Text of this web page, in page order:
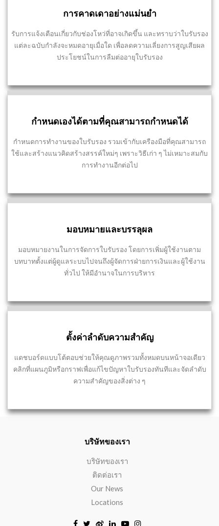
การคาดเดาอย่างแม่นยำ
รับการแจ้งเตือนเกี่ยวกับช่องโหว่ที่อาจเกิดขึ้น และทราบว่าใบรับรอง
แต่ละฉบับกำลังจะหมดอายุเมื่อใด เพื่อลดความเลี่ยงการสูญเสียผล
ประโยชน์ในการลืมต่ออายุใบรับรอง
กำหนดเองได้ตามที่คุณสามารถกำหนดได้
กำหนดการทำงานของใบรับรอง รวมเข้ากับเครืองมือที่คุณสามารถ
ใช้และสร้างแนวคิดสร้างสรรค์ใหม่ๆ เพราะวิธีเก่า ๆ ไม่เหมาะสมกับ
การทำงานอีกต่อไป
มอบหมายและบรรลุผล
มอบหมายงานในการจัดการใบรับรอง โดยการเพิ่มผู้ใช้งานตาม
บทบาทตั้งแต่ผู้ดูแลระบบไปจนถึงผู้จัดการฝ่ายการเงินและผู้ใช้งาน
ทั่วไป ให้มีอำนาจในการบริหาร
ตั้งค่าลำดับความสำคัญ
แดชบอร์ดแบบโต้ตอบช่วยให้คุณดูภาพรวมทั้งหมดบนหน้าจอเดียว
คลิกที่แผนภูมิหรือกราฟเพื่อแก้ไขปัญหาใบรับรองทันทีและจัดลำดับ
ความสำคัญของสิ่งต่าง ๆ
บริษัทของเรา
บริษัทของเรา
ติดต่อเรา
Our News
Locations